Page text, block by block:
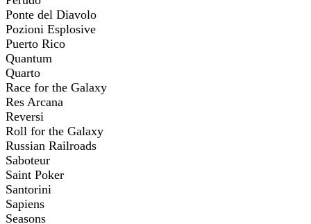
Ponte del Diavolo
Pozioni Esplosive
Puerto Rico
Quantum
Quarto
Race for the Galaxy
Res Arcana
Reversi
Roll for the Galaxy
Russian Railroads
Saboteur
Saint Poker
Santorini
Sapiens
Seasons